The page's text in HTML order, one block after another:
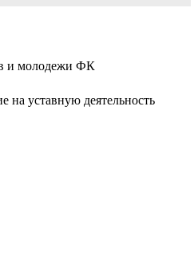
и молодежи ФК
на уставную деятельность